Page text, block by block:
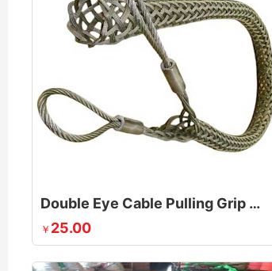
Double Eye Cable Pulling Grip Wire Mesh Puller
￥ 25.00